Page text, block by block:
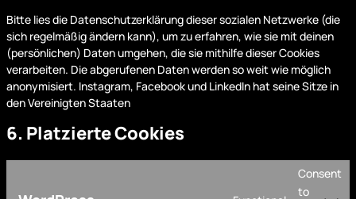
Bitte lies die Datenschutzerklärung dieser sozialen Netzwerke (die
sich regelmäßig ändern kann), um zu erfahren, wie sie mit deinen
(persönlichen) Daten umgehen, die sie mithilfe dieser Cookies
verarbeiten. Die abgerufenen Daten werden so weit wie möglich
anonymisiert. Instagram, Facebook und LinkedIn hat seine Sitze in
den Vereinigten Staaten
6. Platzierte Cookies
Consent
to